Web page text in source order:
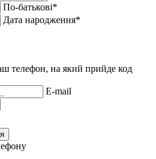
По-батькові*
Дата народження*
телефон, на який прийде код
E-mail